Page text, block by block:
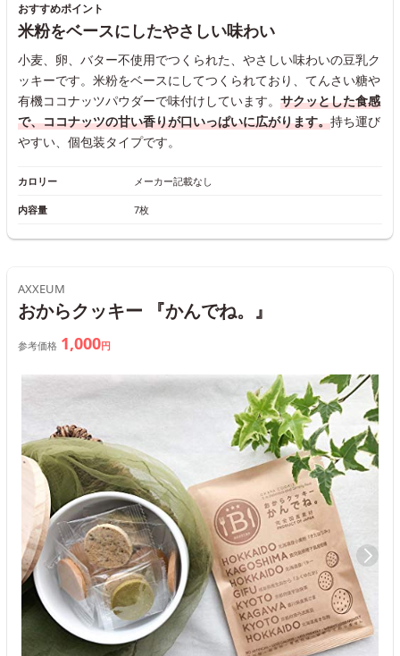
おすすめポイント
米粉をベースにしたやさしい味わい
小麦、卵、バター不使用でつくられた、やさしい味わいの豆乳ク
ッキーです。米粉をベースにしてつくられており、てんさい糖や
有機ココナッツパウダーで味付けしています。 サクッとした食感
で、ココナッツの甘い香りが口いっぱいに広がります。持ち運び
やすい、個包装タイプです。
カロリー メーカー記載なし
内容量 7枚
AXXEUM
おからクッキー 『かんでね。』
参考価格 1,000円